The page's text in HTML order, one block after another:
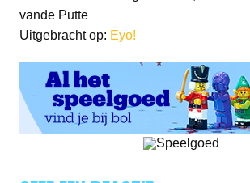
vande Putte
Uitgebracht op: Eyo!